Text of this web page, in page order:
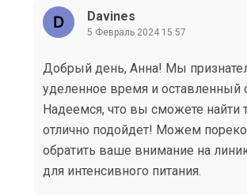
Davines
5 Февраль 2024 15:57
Добрый день, Анна! Мы
уделенное время и оставленный
Надеемся, что вы сможете найти
отлично подойдет! Можем
обратить ваше внимание на
для интенсивного питания.